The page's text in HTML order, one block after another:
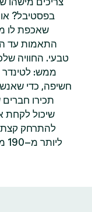
בפסטיבל?
התאמות עד
טבעי. החוויה
ממש: לטינדר
חשיפה, כדי
תכירו
שיכול לקחת
להתרחק